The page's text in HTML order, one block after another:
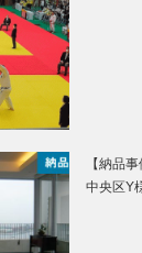
【納品
中央区Y